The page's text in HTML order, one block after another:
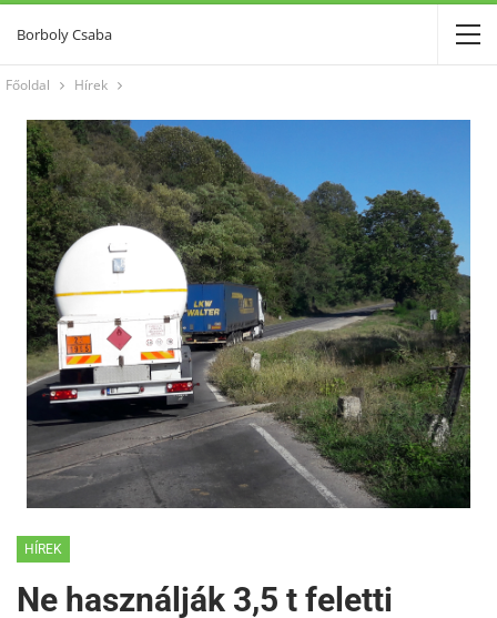
Borboly Csaba
Főoldal Hírek
HÍREK
Ne használják 3,5 t feletti